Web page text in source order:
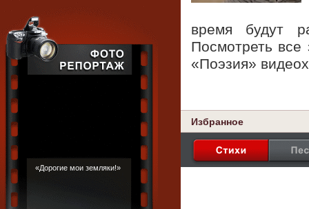
«Дорогие мои земляки!»
время будут
Посмотреть
«Поэзия»
Избранное